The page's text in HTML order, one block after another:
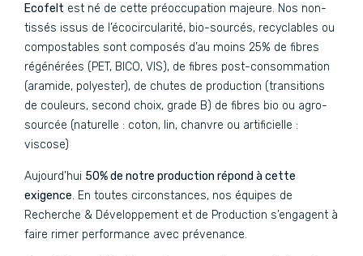
Ecofelt est né de cette préoccupation majeure. Nos non-
tissés issus de l’écocircularité, bio-sourcés, recyclables ou
compostables sont composés d’au moins 25% de fibres
régénérées (PET, BICO, VIS), de fibres post-consommation
(aramide, polyester), de chutes de production (transitions
de couleurs, second choix, grade B) de fibres bio ou agro-
sourcée (naturelle : coton, lin, chanvre ou artificielle :
viscose)
Aujourd’hui 50% de notre production répond à cette
exigence. En toutes circonstances, nos équipes de
Recherche & Développement et de Production s’engagent à
faire rimer performance avec prévenance.